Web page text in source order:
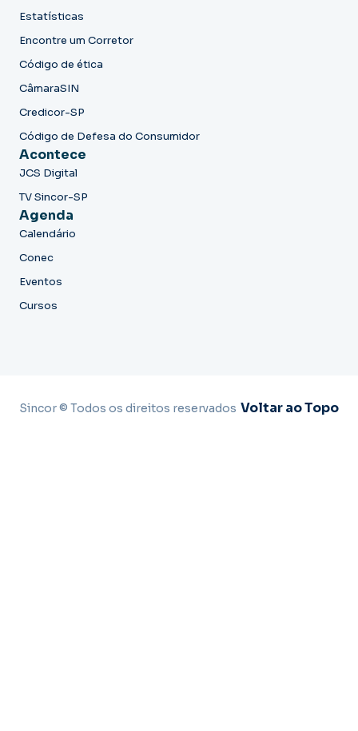
Estatísticas
Encontre um Corretor
Código de ética
CâmaraSIN
Credicor-SP
Código de Defesa do Consumidor
Acontece
JCS Digital
TV Sincor-SP
Agenda
Calendário
Conec
Eventos
Cursos
Sincor © Todos os direitos reservados Voltar ao Topo